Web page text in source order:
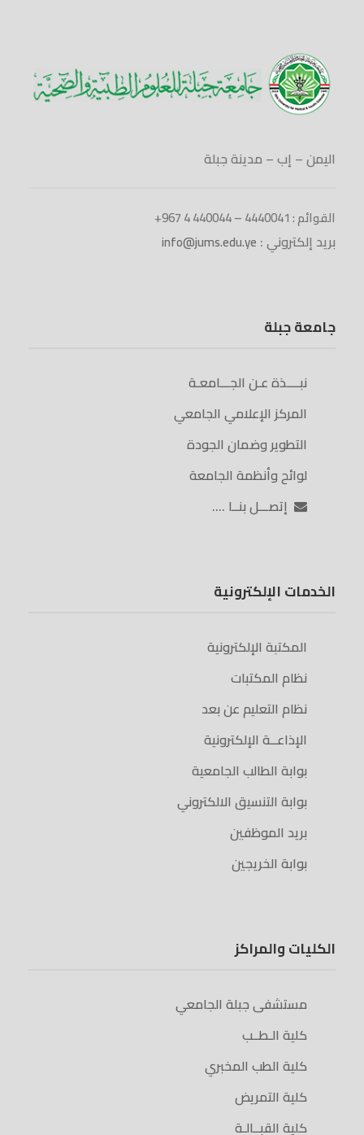
اليمن – إب – مدينة جبلة
القوائم : 4440041 – 440044 4 967+
بريد إلكتروني : info@jums.edu.ye
جامعة جبلة
نبــــذة عـن الجـــامعـة
المركز الإعلامي الجامعي
التطوير وضمان الجودة
لوائح وأنظمة الجامعة
إتصـــل بنــا ….
الخدمات الإلكترونية
المكتبة الإلكترونية
نظام المكتبات
نظام التعليم عن بعد
الإذاعــة الإلكترونية
بوابة الطالب الجامعية
بوابة التنسيق الالكتروني
بريد الموظفين
بوابة الخريجين
الكليات والمراكز
مستشفى جبلة الجامعي
كلية الـطــب
كلية الطب المخبري
كلية التمريض
كلية القبــالـة